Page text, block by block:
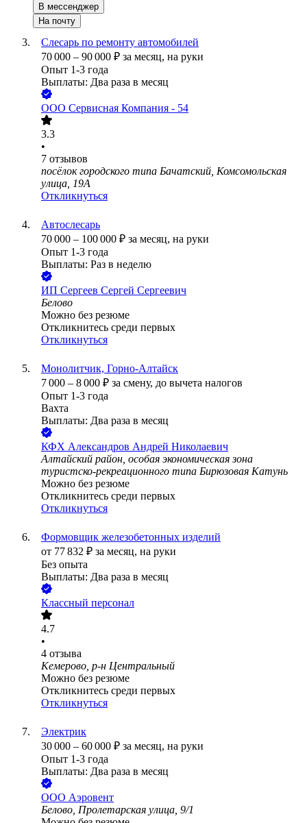
В мессенджер
На почту
Слесарь по ремонту автомобилей
70 000 – 90 000 ₽ за месяц, на руки
Опыт 1-3 года
Выплаты: Два раза в месяц
ООО Сервисная Компания - 54
3.3
•
7 отзывов
посёлок городского типа Бачатский, Комсомольская
улица, 19А
Откликнуться
Автослесарь
70 000 – 100 000 ₽ за месяц, на руки
Опыт 1-3 года
Выплаты: Раз в неделю
ИП Сергеев Сергей Сергеевич
Белово
Можно без резюме
Откликнитесь среди первых
Откликнуться
Монолитчик, Горно-Алтайск
7 000 – 8 000 ₽ за смену, до вычета налогов
Опыт 1-3 года
Вахта
Выплаты: Два раза в месяц
КФХ Александров Андрей Николаевич
Алтайский район, особая экономическая зона
туристско-рекреационного типа Бирюзовая Катунь
Можно без резюме
Откликнитесь среди первых
Откликнуться
Формовщик железобетонных изделий
от 77 832 ₽ за месяц, на руки
Без опыта
Выплаты: Два раза в месяц
Классный персонал
4.7
•
4 отзыва
Кемерово, р-н Центральный
Можно без резюме
Откликнитесь среди первых
Откликнуться
Электрик
30 000 – 60 000 ₽ за месяц, на руки
Опыт 1-3 года
Выплаты: Два раза в месяц
ООО Аэровент
Белово, Пролетарская улица, 9/1